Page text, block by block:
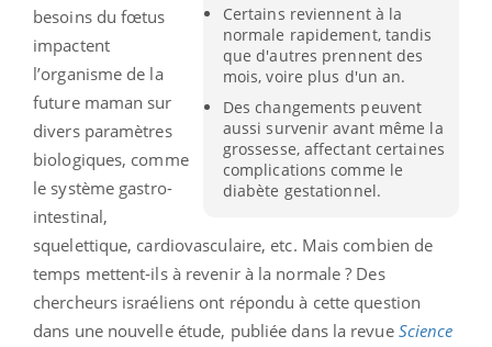
Certains reviennent à la
normale rapidement, tandis
que d'autres prennent des
mois, voire plus d'un an.
Des changements peuvent
aussi survenir avant même la
grossesse, affectant certaines
complications comme le
diabète gestationnel.
besoins du fœtus
impactent
l’organisme de la
future maman sur
divers paramètres
biologiques, comme
le système gastro-
intestinal,
squelettique, cardiovasculaire, etc. Mais combien de
temps mettent-ils à revenir à la normale ? Des
chercheurs israéliens ont répondu à cette question
dans une nouvelle étude, publiée dans la revue Science